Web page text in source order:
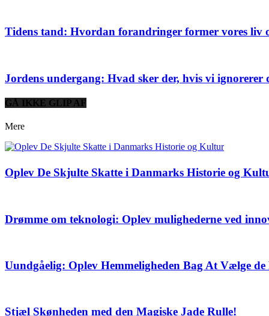
Tidens tand: Hvordan forandringer former vores liv
Jordens undergang: Hvad sker der, hvis vi ignorerer
GÅ IKKE GLIP AF
Mere
Oplev De Skjulte Skatte i Danmarks Historie og
Drømme om teknologi: Oplev mulighederne ved
Uundgåelig: Oplev Hemmeligheden Bag At Vælge de
Stjæl Skønheden med den Magiske Jade Rulle!